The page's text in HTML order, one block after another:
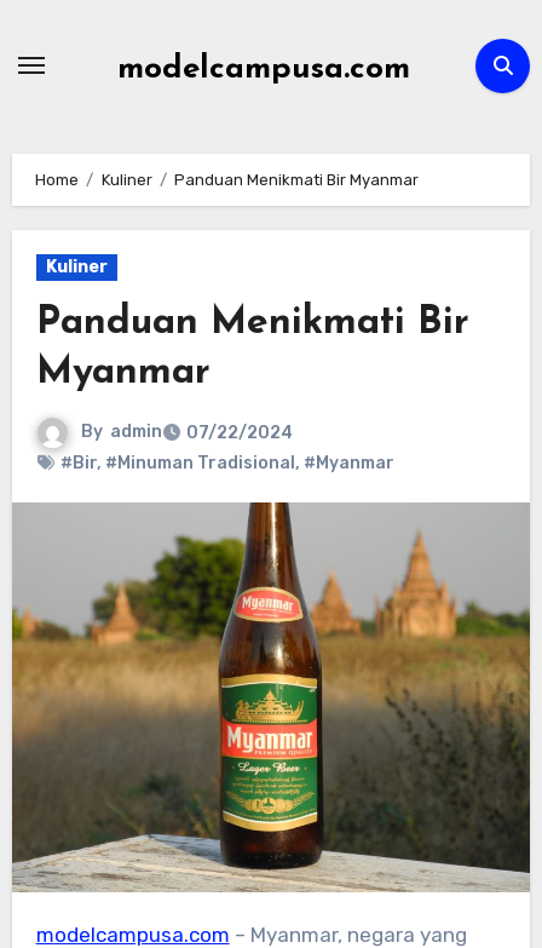
modelcampusa.com
Home Kuliner Panduan Menikmati Bir Myanmar
Kuliner
Panduan Menikmati Bir
Myanmar
By admin
07/22/2024
#Bir, #Minuman Tradisional , #Myanmar
modelcampusa.com – Myanmar, negara yang